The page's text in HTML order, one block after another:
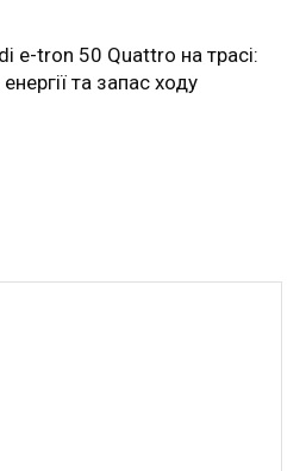
e-tron 50 Quattro на трасі:
та запас ходу